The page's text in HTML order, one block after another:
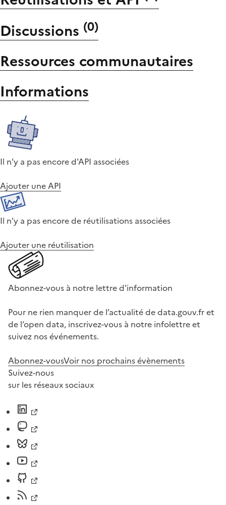
Discussions (0)
Ressources communautaires
Informations
Il n'y a pas encore d'API associées
Ajouter une API
Il n'y a pas encore de réutilisations associées
Ajouter une réutilisation
Abonnez-vous à notre lettre d'information
Pour ne rien manquer de l’actualité de data.gouv.fr et
de l’open data, inscrivez-vous à notre infolettre et
suivez nos événements.
Abonnez-vousVoir nos prochains évènements
Suivez-nous
sur les réseaux sociaux